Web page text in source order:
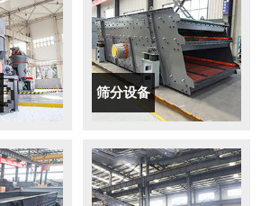
筛分设备